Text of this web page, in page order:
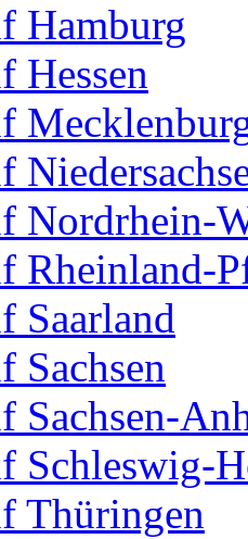
Hamburg
Hessen
Nordrhein-
Rheinland-
Saarland
Sachsen
Sachsen-
Schleswig-
Thüringen